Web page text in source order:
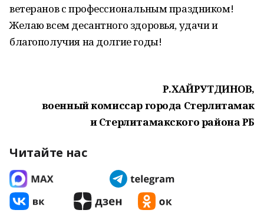
ветеранов с профессиональным праздником!
Желаю всем десантного здоровья, удачи и
благополучия на долгие годы!
Р.ХАЙРУТДИНОВ,
военный комиссар города Стерлитамак
и Стерлитамакского района РБ
Читайте нас